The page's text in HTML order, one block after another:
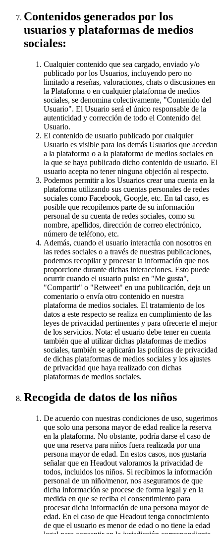
Contenidos generados por los
usuarios y plataformas de medios
sociales:
Cualquier contenido que sea cargado, enviado y/o
publicado por los Usuarios, incluyendo pero no
limitado a reseñas, valoraciones, chats o discusiones en
la Plataforma o en cualquier plataforma de medios
sociales, se denomina colectivamente, "Contenido del
Usuario". El Usuario será el único responsable de la
autenticidad y corrección de todo el Contenido del
Usuario.
El contenido de usuario publicado por cualquier
Usuario es visible para los demás Usuarios que accedan
a la plataforma o a la plataforma de medios sociales en
la que se haya publicado dicho contenido de usuario. El
usuario acepta no tener ninguna objeción al respecto.
Podemos permitir a los Usuarios crear una cuenta en la
plataforma utilizando sus cuentas personales de redes
sociales como Facebook, Google, etc. En tal caso, es
posible que recopilemos parte de su información
personal de su cuenta de redes sociales, como su
nombre, apellidos, dirección de correo electrónico,
número de teléfono, etc.
Además, cuando el usuario interactúa con nosotros en
las redes sociales o a través de nuestras publicaciones,
podemos recopilar y procesar la información que nos
proporcione durante dichas interacciones. Esto puede
ocurrir cuando el usuario pulsa en "Me gusta",
"Compartir" o "Retweet" en una publicación, deja un
comentario o envía otro contenido en nuestra
plataforma de medios sociales. El tratamiento de los
datos a este respecto se realiza en cumplimiento de las
leyes de privacidad pertinentes y para ofrecerte el mejor
de los servicios. Nota: el usuario debe tener en cuenta
también que al utilizar dichas plataformas de medios
sociales, también se aplicarán las políticas de privacidad
de dichas plataformas de medios sociales y los ajustes
de privacidad que haya realizado con dichas
plataformas de medios sociales.
Recogida de datos de los niños
De acuerdo con nuestras condiciones de uso, sugerimos
que solo una persona mayor de edad realice la reserva
en la plataforma. No obstante, podría darse el caso de
que una reserva para niños fuera realizada por una
persona mayor de edad. En estos casos, nos gustaría
señalar que en Headout valoramos la privacidad de
todos, incluidos los niños. Si recibimos la información
personal de un niño/menor, nos aseguramos de que
dicha información se procese de forma legal y en la
medida en que se reciba el consentimiento para
procesar dicha información de una persona mayor de
edad. En el caso de que Headout tenga conocimiento
de que el usuario es menor de edad o no tiene la edad